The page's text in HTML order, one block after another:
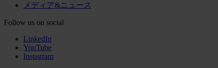
メディア&ニュース
Follow us on social
LinkedIn
YouTube
Instagram